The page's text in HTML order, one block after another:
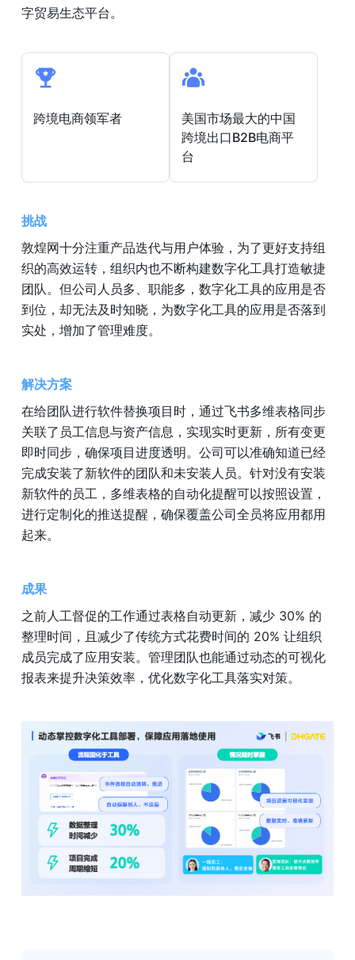
字贸易生态平台。
跨境电商领军者
美国市场最大的中国
跨境出口B2B电商平
台
挑战
敦煌网十分注重产品迭代与用户体验，为了更好支持组
织的高效运转，组织内也不断构建数字化工具打造敏捷
团队。但公司人员多、职能多，数字化工具的应用是否
到位，却无法及时知晓，为数字化工具的应用是否落到
实处，增加了管理难度。
解决方案
在给团队进行软件替换项目时，通过飞书多维表格同步
关联了员工信息与资产信息，实现实时更新，所有变更
即时同步，确保项目进度透明。公司可以准确知道已经
完成安装了新软件的团队和未安装人员。针对没有安装
新软件的员工，多维表格的自动化提醒可以按照设置，
进行定制化的推送提醒，确保覆盖公司全员将应用都用
起来。
成果
之前人工督促的工作通过表格自动更新，减少 30% 的
整理时间，且减少了传统方式花费时间的 20% 让组织
成员完成了应用安装。管理团队也能通过动态的可视化
报表来提升决策效率，优化数字化工具落实对策。